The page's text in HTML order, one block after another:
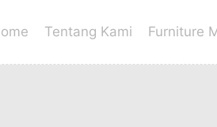
Tentang Kami Furniture